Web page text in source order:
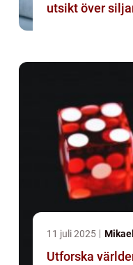
utsikt över
11 juli 2025
Utforska